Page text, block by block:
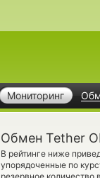
Мониторинг
Обмен Tether
В рейтинге ниже
упорядоченные по